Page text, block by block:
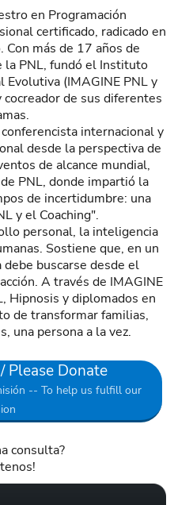
en Programación
certificado, radicado en
Con más de 17 años de
la PNL, fundó el Instituto
(IMAGINE PNL y
cocreador de sus diferentes
internacional y
desde la perspectiva de
de alcance mundial,
PNL, donde impartió la
de incertidumbre: una
y el Coaching".
personal, la inteligencia
Sostiene que, en un
buscarse desde el
A través de IMAGINE
Hipnosis y diplomados en
de transformar familias,
una persona a la vez.
Please Donate
-- To help us fulfill our
consulta?